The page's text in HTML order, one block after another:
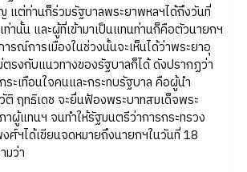
ต่ท่านก็ร่วมรัฐบาลพระยาพหลฯได้ถึงวันที่
านั้น และผู้ที่เข้ามาเป็นแทนท่านก็คือตัวนายกฯ
รณ์การเมืองในช่วงนั้นจะเห็นได้ว่าพระยาอุ
รงกับแนวทางของรัฐบาลก็ได้ ดังปรากฏว่า
ระเทือนใจคนและกระทบรัฐบาล คือผู้นำ
ฤทธิเดช จะยื่นฟ้องพระบาทสมเด็จพระ
ผู้แทนฯ จนทำให้รัฐมนตรีว่าการกระทรวง
ศ์ฯได้เขียนจดหมายถึงนายกฯในวันที่ 18
มว่า